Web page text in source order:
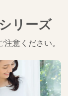
シリーズ
意ください。